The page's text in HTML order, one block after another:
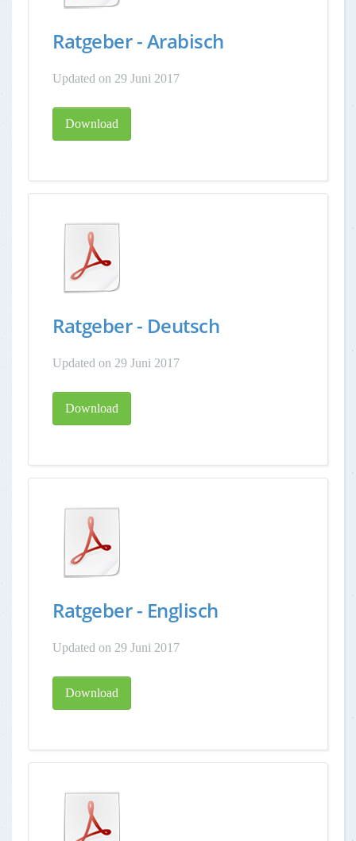
Ratgeber - Arabisch
Updated on 29 Juni 2017
Download
Ratgeber - Deutsch
Updated on 29 Juni 2017
Download
Ratgeber - Englisch
Updated on 29 Juni 2017
Download